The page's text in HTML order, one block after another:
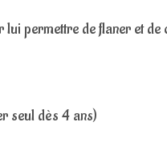
permettre de flaner et de
seul dès 4 ans)